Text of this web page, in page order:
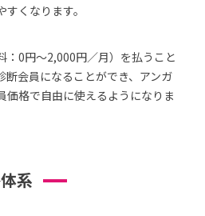
くなります。
：0円～2,000円／月）を払うこと
断会員になることができ、アンガ
価格で自由に使えるようになりま
系